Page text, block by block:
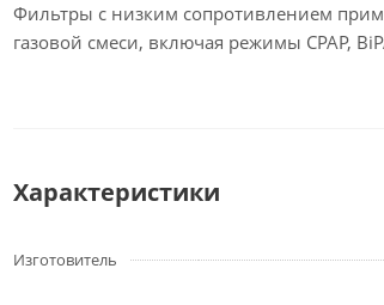
Фильтры с низким сопротивлением
газовой смеси, включая режимы CPAP,
Характеристики
Изготовитель